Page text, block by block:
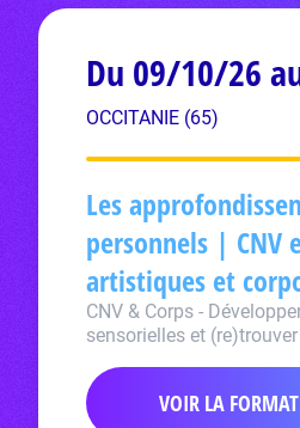
Du 09/10/26
OCCITANIE (65)
Les
personnels | CNV
artistiques et
CNV & Corps -
sensorielles et
VOIR LA